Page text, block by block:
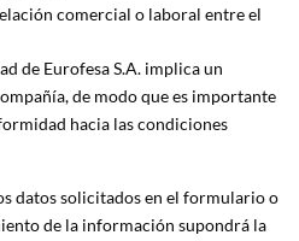
comercial o laboral entre el
de Eurofesa S.A. implica un
de modo que es importante
hacia las condiciones
datos solicitados en el formulario o
de la información supondrá la